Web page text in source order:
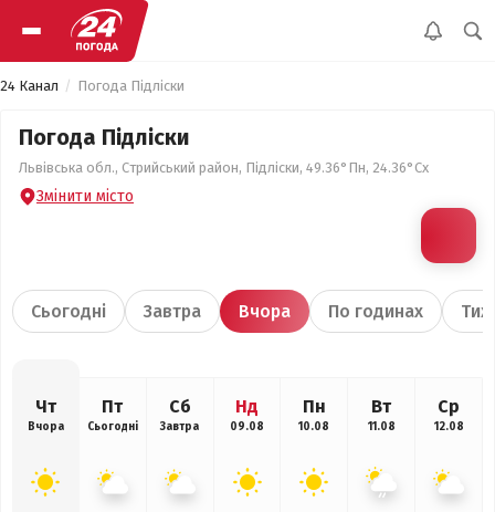
24 Канал Погода Підліски
Погода Підліски
Львівська обл., Стрийський район, Підліски, 49.36°Пн, 24.36°Сх
Змінити місто
Сьогодні Завтра Вчора По годинах
Чт
Вчора
Пт
Сьогодні
Сб
Завтра
Нд
09.08
Пн
10.08
Вт
11.08
Ср
12.08